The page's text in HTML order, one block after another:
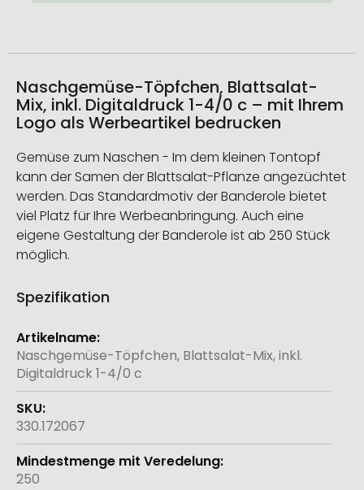
Naschgemüse-Töpfchen, Blattsalat-
Mix, inkl. Digitaldruck 1-4/0 c – mit Ihrem
Logo als Werbeartikel bedrucken
Gemüse zum Naschen - Im dem kleinen Tontopf
kann der Samen der Blattsalat-Pflanze angezüchtet
werden. Das Standardmotiv der Banderole bietet
viel Platz für Ihre Werbeanbringung. Auch eine
eigene Gestaltung der Banderole ist ab 250 Stück
möglich.
Spezifikation
Weitere
Informationen
Naschgemüse-Töpfchen, Blattsalat-Mix, inkl.
Digitaldruck 1-4/0 c
330.172067
250